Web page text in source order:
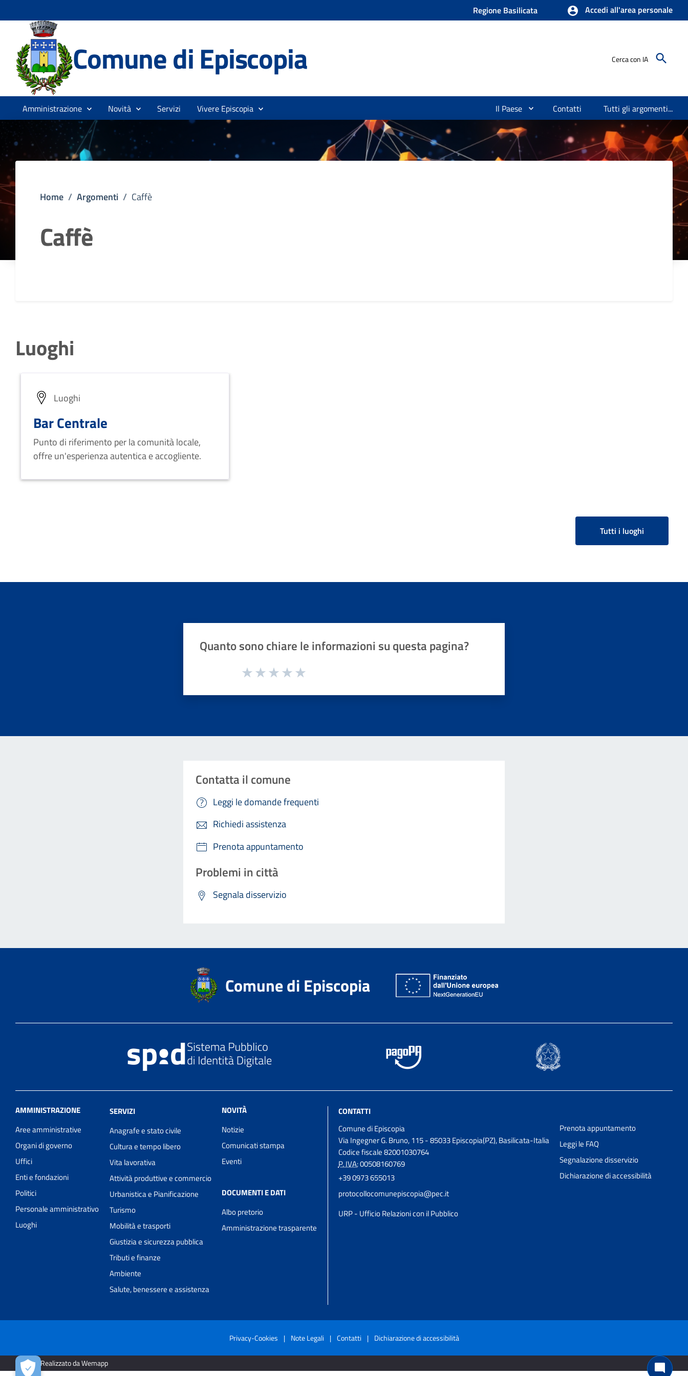
Regione Basilicata Accedi all'area personale
Comune di Episcopia Cerca con IA
Amministrazione Novità Servizi Vivere Episcopia Il Paese Contatti Tutti gli argomenti...
Home / Argomenti / Caffè
Caffè
Luoghi
Luoghi
Bar Centrale
Punto di riferimento per la comunità locale,
offre un'esperienza autentica e accogliente.
Tutti i luoghi
Quanto sono chiare le informazioni su questa pagina?
Valuta da 1 a 5 stelle la pagina
Contatta il comune
Leggi le domande frequenti
Richiedi assistenza
Prenota appuntamento
Problemi in città
Segnala disservizio
mode_comment
Comune di Episcopia
AMMINISTRAZIONE
Aree amministrative
Organi di governo
Uffici
Enti e fondazioni
Politici
Personale amministrativo
Luoghi
SERVIZI
Anagrafe e stato civile
Cultura e tempo libero
Vita lavorativa
Attività produttive e commercio
Urbanistica e Pianificazione
Turismo
Mobilità e trasporti
Giustizia e sicurezza pubblica
Tributi e finanze
Ambiente
Salute, benessere e assistenza
NOVITÀ
Notizie
Comunicati stampa
Eventi
DOCUMENTI E DATI
Albo pretorio
Amministrazione trasparente
CONTATTI
Comune di Episcopia
Via Ingegner G. Bruno, 115 - 85033 Episcopia(PZ), Basilicata-Italia
Codice fiscale 82001030764
P. IVA:00508160769
+39 0973 655013
protocollocomunepiscopia@pec.it
URP - Ufficio Relazioni con il Pubblico
Prenota appuntamento
Leggi le FAQ
Segnalazione disservizio
Dichiarazione di accessibilità
Privacy-Cookies | Note Legali | Contatti | Dichiarazione di accessibilità
2026 | Realizzato da Wemapp